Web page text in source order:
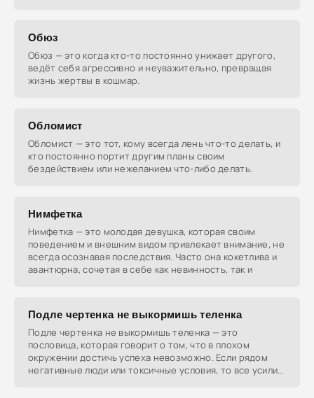
Обюз
Обюз — это когда кто-то постоянно унижает другого,
ведёт себя агрессивно и неуважительно, превращая
жизнь жертвы в кошмар.
Обломист
Обломист — это тот, кому всегда лень что-то делать, и
кто постоянно портит другим планы своим
бездействием или нежеланием что-либо делать.
Нимфетка
Нимфетка — это молодая девушка, которая своим
поведением и внешним видом привлекает внимание, не
всегда осознавая последствия. Часто она кокетлива и
авантюрна, сочетая в себе как невинность, так и
Подле чертенка не выкормишь теленка
Подле чертенка не выкормишь теленка — это
пословица, которая говорит о том, что в плохом
окружении достичь успеха невозможно. Если рядом
негативные люди или токсичные условия, то все усилия